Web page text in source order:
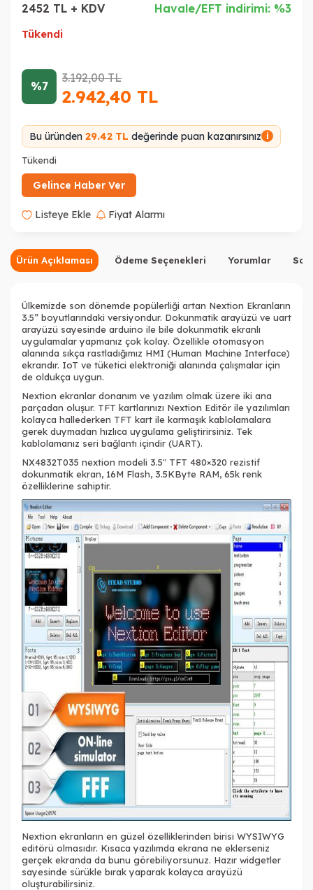
2452 TL + KDV
Havale/EFT indirimi: %3
Tükendi
%7
3.192,00TL
2.942,40 TL
Bu üründen 29.42 TL değerinde puan kazanırsınız i
Tükendi
Gelince Haber Ver
Listeye Ekle Fiyat Alarmı
Ürün Açıklaması Ödeme Seçenekleri Yorumlar
Ülkemizde son dönemde popülerliği artan Nextion Ekranların
3.5” boyutlarındaki versiyondur. Dokunmatik arayüzü ve uart
arayüzü sayesinde arduino ile bile dokunmatik ekranlı
uygulamalar yapmanız çok kolay. Özellikle otomasyon
alanında sıkça rastladığımız HMI (Human Machine Interface)
ekrandır. IoT ve tüketici elektroniği alanında çalışmalar için
de oldukça uygun.
Nextion ekranlar donanım ve yazılım olmak üzere iki ana
parçadan oluşur. TFT kartlarınızı Nextion Editör ile yazılımları
kolayca hallederken TFT kart ile karmaşık kablolamalara
gerek duymadan hızlıca uygulama geliştirirsiniz. Tek
kablolamanız seri bağlantı içindir (UART).
NX4832T035 nextion modeli 3.5″ TFT 480×320 rezistif
dokunmatik ekran, 16M Flash, 3.5KByte RAM, 65k renk
özelliklerine sahiptir.
Nextion ekranların en güzel özelliklerinden birisi WYSIWYG
editörü olmasıdır. Kısaca yazılımda ekrana ne eklerseniz
gerçek ekranda da bunu görebiliyorsunuz. Hazır widgetler
sayesinde sürükle bırak yaparak kolayca arayüzü
oluşturabilirsiniz.